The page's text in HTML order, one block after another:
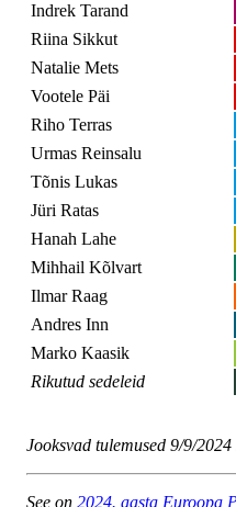
Indrek Tarand
Riina Sikkut
Natalie Mets
Vootele Päi
Riho Terras
Urmas Reinsalu
Tõnis Lukas
Jüri Ratas
Hanah Lahe
Mihhail Kõlvart
Ilmar Raag
Andres Inn
Marko Kaasik
Rikutud sedeleid
Jooksvad tulemused 9/9/
See on 2024. aasta Euroopa